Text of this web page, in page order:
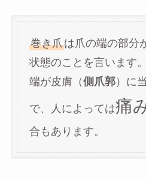
巻き爪は爪の端の部分
状態のことを言います
端が皮膚（側爪郭）に
で、人によっては痛
合もあります。